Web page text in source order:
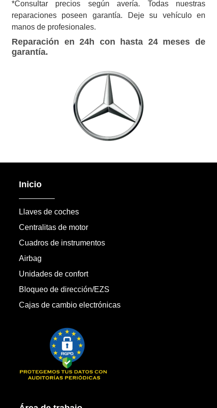
*Consultar precios según avería. Todas nuestras
reparaciones poseen garantía. Deje su vehículo en
manos de profesionales.
Reparación en 24h con hasta 24 meses de
garantía.
Inicio
Llaves de coches
Centralitas de motor
Cuadros de instrumentos
Airbag
Unidades de confort
Bloqueo de dirección/EZS
Cajas de cambio electrónicas